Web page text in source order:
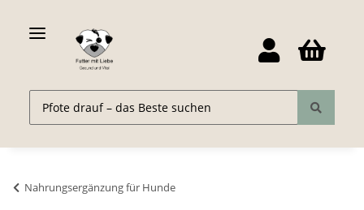
Nahrungsergänzung für Hunde